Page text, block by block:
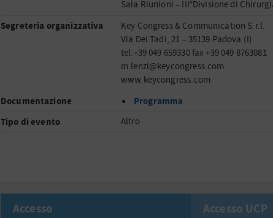
Sala Riunioni – III°Divisione di
Segreteria organizzativa
Key Congress & Communication S.r.l.
Via Dei Tadi, 21 – 35139 Padova (I)
tel.+39 049 659330 fax +39 049 8763081
m.lenzi@keycongress.com
www.keycongress.com
Documentazione
Programma
Tipo di evento
Altro
Accesso Accesso UCP